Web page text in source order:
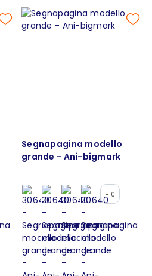
Segnapagina modello
grande - Ani-bigmark
+10